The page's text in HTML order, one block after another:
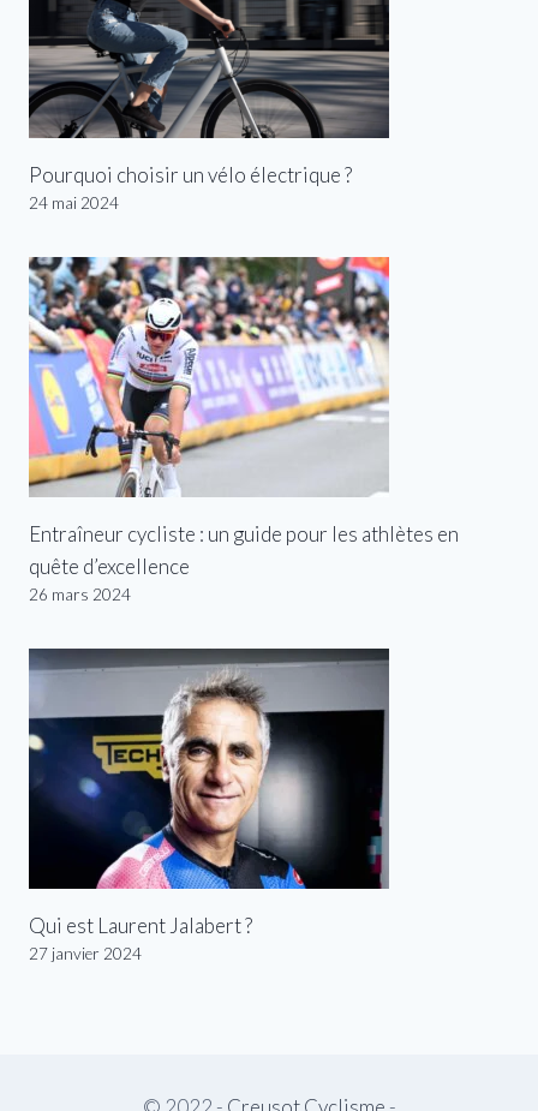
Pourquoi choisir un vélo électrique ?
24 mai 2024
Entraîneur cycliste : un guide pour les athlètes en
quête d’excellence
26 mars 2024
Qui est Laurent Jalabert ?
27 janvier 2024